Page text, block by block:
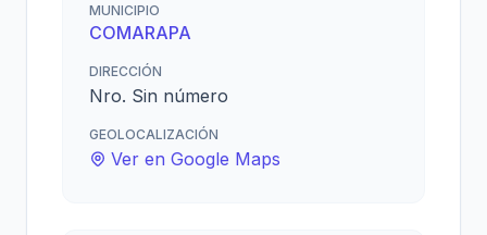
MUNICIPIO
COMARAPA
DIRECCIÓN
Nro. Sin número
GEOLOCALIZACIÓN
Ver en Google Maps